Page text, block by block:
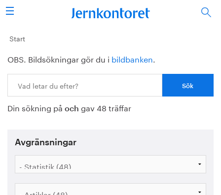
Sök
Stålindustrin
Vision 2050
Forskning/utbildning
Energi/miljö
Vi tycker
Bildbank
Start
OBS. Bildsökningar gör du i bildbanken.
Din sökning på och gav 48 träffar
Avgränsningar